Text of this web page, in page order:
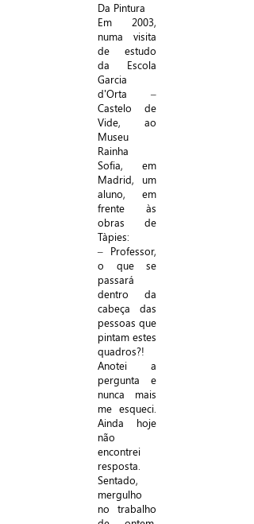
Da Pintura
Em 2003,
numa visita
de estudo
da Escola
Garcia
d'Orta –
Castelo de
Vide, ao
Museu
Rainha
Sofia, em
Madrid, um
aluno, em
frente às
obras de
Tàpies:
– Professor,
o que se
passará
dentro da
cabeça das
pessoas que
pintam estes
quadros?!
Anotei a
pergunta e
nunca mais
me esqueci.
Ainda hoje
não
encontrei
resposta.
Sentado,
mergulho
no trabalho